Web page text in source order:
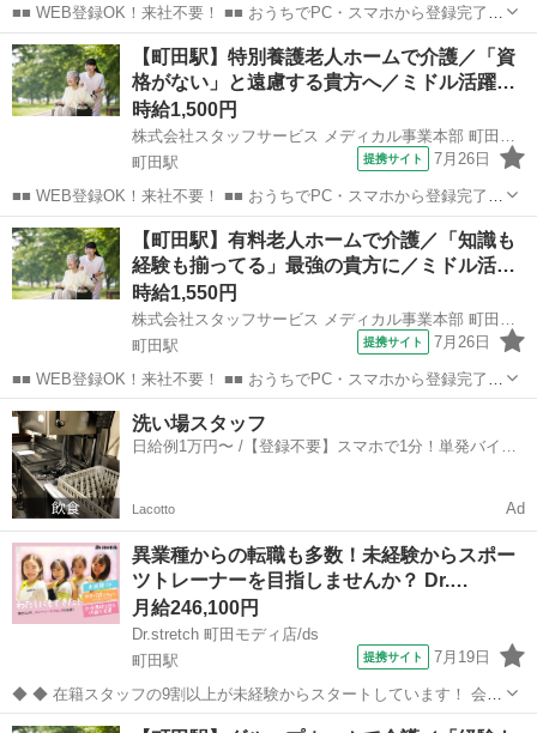
■■ WEB登録OK！来社不要！ ■■ おうちでPC・スマホから登録完了！
電話・メールでお仕事を紹介していくので、来社は不要♪ 業界最大級
のお仕事の中から、 あなたの「叶えたい」を叶えられる職場をご紹介
します！ ■■ 資...
東京 町田市 町田駅 その他
【町田駅】特別養護老人ホームで介護／「資
格がない」と遠慮する貴方へ／ミドル活躍…
時給1,500円
株式会社スタッフサービス メディカル事業本部 町田介護オフィス
町田駅
提携サイト 7月26日
■■ WEB登録OK！来社不要！ ■■ おうちでPC・スマホから登録完了！
電話・メールでお仕事を紹介していくので、来社は不要♪ 業界最大級
のお仕事の中から、 あなたの「叶えたい」を叶えられる職場をご紹介
します！ ■■ 資...
東京 町田市 町田駅 その他
【町田駅】有料老人ホームで介護／「知識も
経験も揃ってる」最強の貴方に／ミドル活…
時給1,550円
株式会社スタッフサービス メディカル事業本部 町田介護オフィス
町田駅
提携サイト 7月26日
■■ WEB登録OK！来社不要！ ■■ おうちでPC・スマホから登録完了！
電話・メールでお仕事を紹介していくので、来社は不要♪ 業界最大級
のお仕事の中から、 あなたの「叶えたい」を叶えられる職場をご紹介
します！ ■■ 資...
東京 町田市 町田駅
洗い場スタッフ
日給例1万円〜 /【登録不要】スマホで1分！単発バイト
Lacotto Ad
異業種からの転職も多数！未経験からスポー
ツトレーナーを目指しませんか？ Dr.…
月給246,100円
Dr.stretch 町田モディ店/ds
町田駅
提携サイト 7月19日
◆ ◆ 在籍スタッフの9割以上が未経験からスタートしています！ 会社
員だった方やシステム会社から転職してきた方も！ 「運動が好き」
東京 町田市 町田駅 スポーツジム